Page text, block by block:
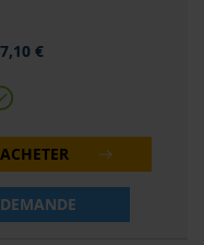
€
ACHETER
DEMANDE